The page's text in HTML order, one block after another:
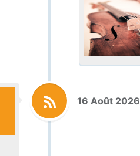
16 Août 2026